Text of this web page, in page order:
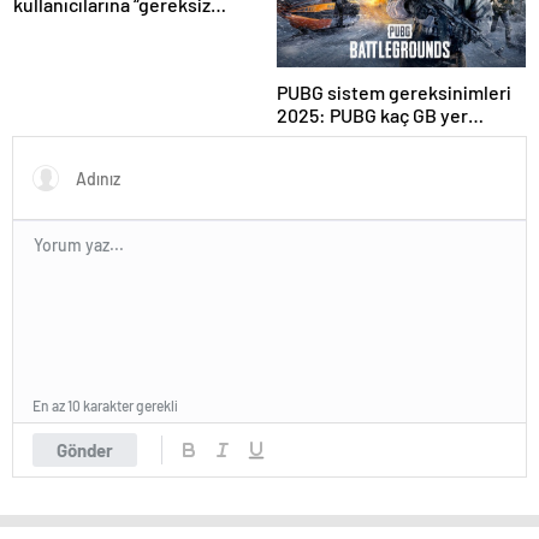
PUBG sistem gereksinimleri
2025: PUBG kaç GB yer
kaplar?
Gönder
En az 10 karakter gerekli